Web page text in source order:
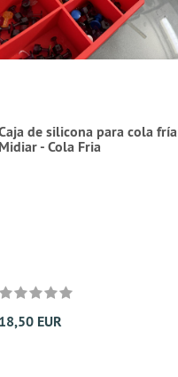
de silicona para cola fría
Midiar - Cola Fria
18,50 EUR